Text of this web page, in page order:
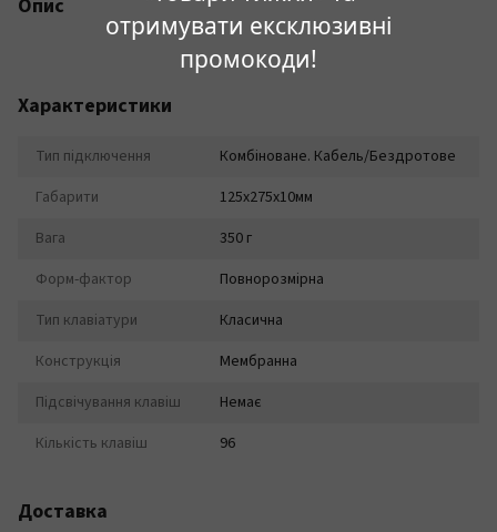
отримувати ексклюзивні
промокоди!
Опис
Характеристики
Тип підключення
Комбіноване. Кабель/Бездротове
Габарити
125х275х10мм
Вага
350 г
Форм-фактор
Повнорозмірна
Тип клавіатури
Класична
Конструкція
Мембранна
Підсвічування клавіш
Немає
Кількість клавіш
96
Доставка